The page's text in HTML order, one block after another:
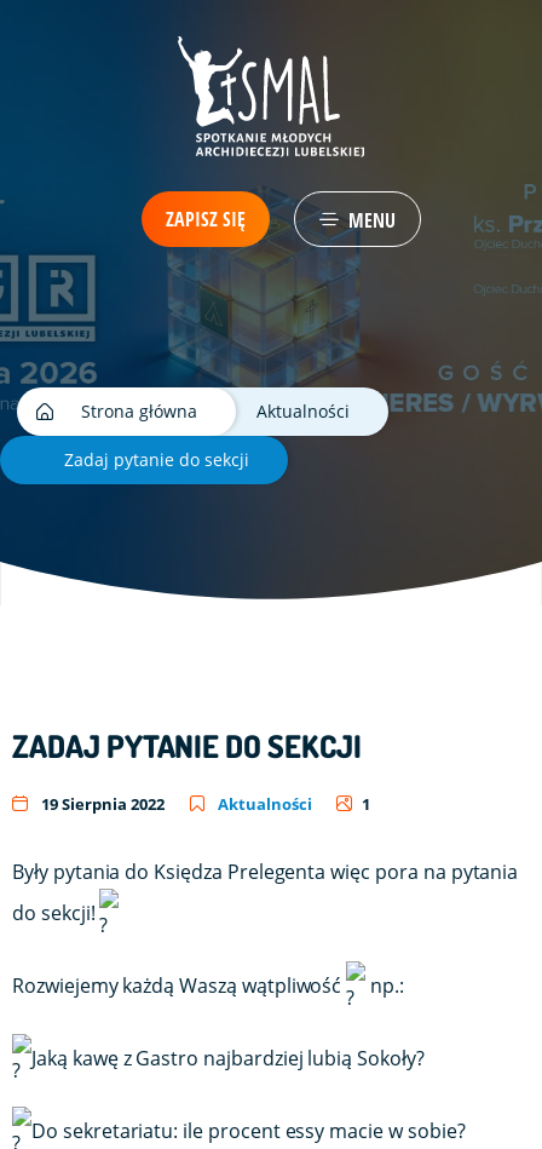
ZAPISZ SIĘ MENU
Strona główna Aktualności
Zadaj pytanie do sekcji
ZADAJ PYTANIE DO SEKCJI
19 Sierpnia 2022 Aktualności 1
Były pytania do Księdza Prelegenta więc pora na pytania
do sekcji!
Rozwiejemy każdą Waszą wątpliwość np.:
Jaką kawę z Gastro najbardziej lubią Sokoły?
Do sekretariatu: ile procent essy macie w sobie?